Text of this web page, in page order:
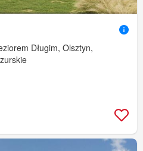
Długim, Olsztyn,